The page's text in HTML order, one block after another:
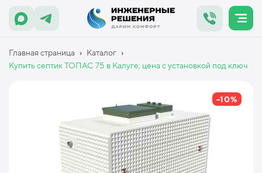
Главная страница › Каталог ›
Купить септик ТОПАС 75 в Калуге; цена с установкой под ключ
-10%